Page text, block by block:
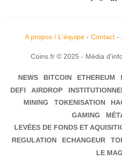
A propos / L'équipe- Contact-
Coins.fr © 2025 - Média
NEWS BITCOIN ETHEREUM
DEFI
AIRDROP
MINING
TOKENISATION
GAMING
LEVÉES DE FONDS ET
REGULATION
ECHANGEUR
LE MAG